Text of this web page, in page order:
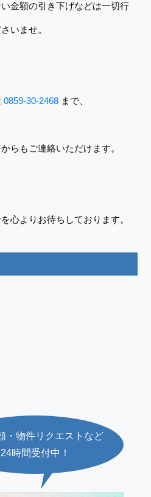
金額の引き下げなどは一切行
いませ。
0859-30-2468 まで、
らもご連絡いただけます。
心よりお待ちしております。
・物件リクエストなど
24時間受付中！